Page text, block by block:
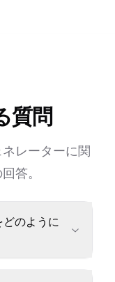
質問
レーターに関
答。
のように